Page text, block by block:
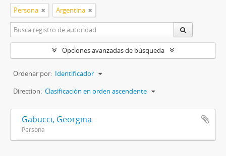
Persona Argentina
Opciones avanzadas de búsqueda
Ordenar por: Identificador
Direction: Clasificación en orden ascendente
Gabucci, Georgina
Persona